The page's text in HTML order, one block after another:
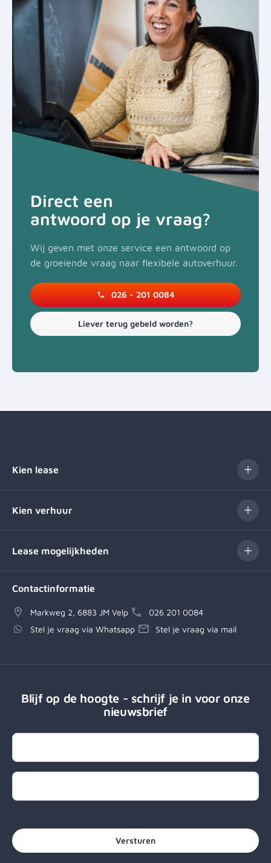
Direct een
antwoord op je vraag?
Wij geven met onze service een antwoord op
de groeiende vraag naar flexibele autoverhuur.
026 - 201 0084
Liever terug gebeld worden?
Kien lease
Kien verhuur
Lease mogelijkheden
Contactinformatie
Markweg 2, 6883 JM Velp
026 201 0084
Stel je vraag via Whatsapp
Stel je vraag via mail
Blijf op de hoogte - schrijf je in voor onze
nieuwsbrief